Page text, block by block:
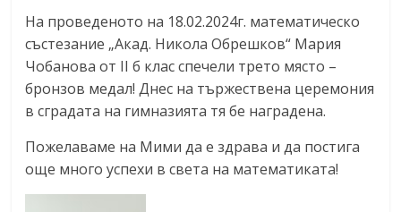
На проведеното на 18.02.2024г. математическо
състезание „Акад. Никола Обрешков“ Мария
Чобанова от II б клас спечели трето място –
бронзов медал! Днес на тържествена церемония
в сградата на гимназията тя бе наградена.
Пожелаваме на Мими да е здрава и да постига
още много успехи в света на математиката!